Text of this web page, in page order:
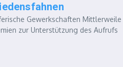
Gewerkschaften
zur Unterstützung des Aufrufs